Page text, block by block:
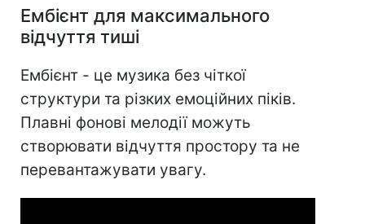
Ембієнт для максимального
відчуття тиші
Ембієнт - це музика без чіткої
структури та різких емоційних піків.
Плавні фонові мелодії можуть
створювати відчуття простору та не
перевантажувати увагу.